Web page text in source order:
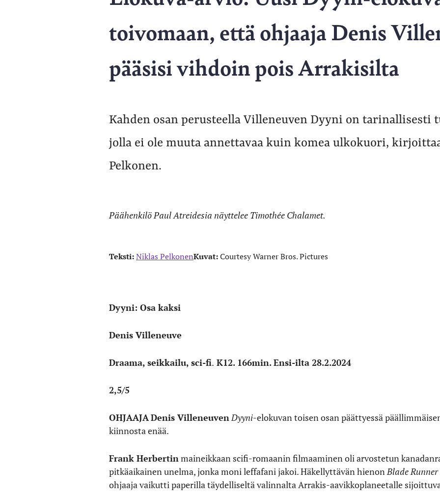
toivomaan, että ohjaaja Denis
pääsisi vihdoin pois Arrakisilta
Kahden osan perusteella Villeneuven Dyyni on tarinallisesti
jolla ei ole muuta annettavaa kuin komea ulkokuori,
Pelkonen.
Päähenkilö Paul Atreidesia näyttelee Timothée Chalamet.
Teksti:Niklas PelkonenKuvat:Courtesy Warner Bros. Pictures
Dyyni: Osa kaksi
Denis Villeneuve
Draama, seikkailu, sci-fi. K12. 166min. Ensi-ilta 28.2.2024
2,5/5
OHJAAJADenis VilleneuvenDyyni-elokuvan toisen osan päättyessä
kiinnosta enää.
Frank Herbertinmaineikkaan scifi-romaanin filmaaminen oli arvostetun
pitkäaikainen unelma, jonka moni leffafani jakoi. Häkellyttävän hienonBlade Runner
ohjaaja vaikutti paperilla täydelliseltä valinnalta Arrakis-aavikkoplaneetalle